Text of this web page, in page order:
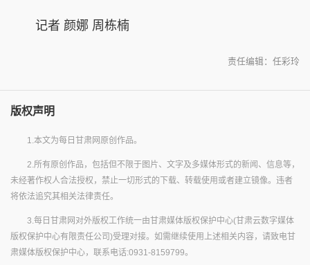
记者 颜娜 周栋楠
责任编辑：任彩玲
版权声明
1.本文为每日甘肃网原创作品。
2.所有原创作品，包括但不限于图片、文字及多媒体形式的新闻、信息等，
未经著作权人合法授权，禁止一切形式的下载、转载使用或者建立镜像。违者
将依法追究其相关法律责任。
3.每日甘肃网对外版权工作统一由甘肃媒体版权保护中心(甘肃云数字媒体
版权保护中心有限责任公司)受理对接。如需继续使用上述相关内容，请致电甘
肃媒体版权保护中心，联系电话:0931-8159799。